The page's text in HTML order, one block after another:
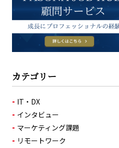
カテゴリー
IT・DX
インタビュー
マーケティング課題
リモートワーク